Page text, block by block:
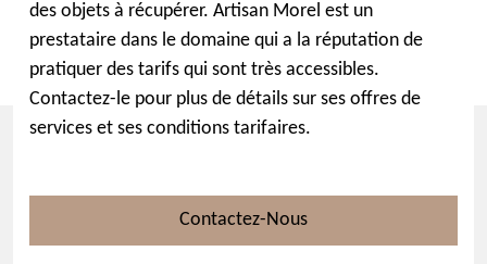
des objets à récupérer. Artisan Morel est un
prestataire dans le domaine qui a la réputation de
pratiquer des tarifs qui sont très accessibles.
Contactez-le pour plus de détails sur ses offres de
services et ses conditions tarifaires.
Contactez-Nous